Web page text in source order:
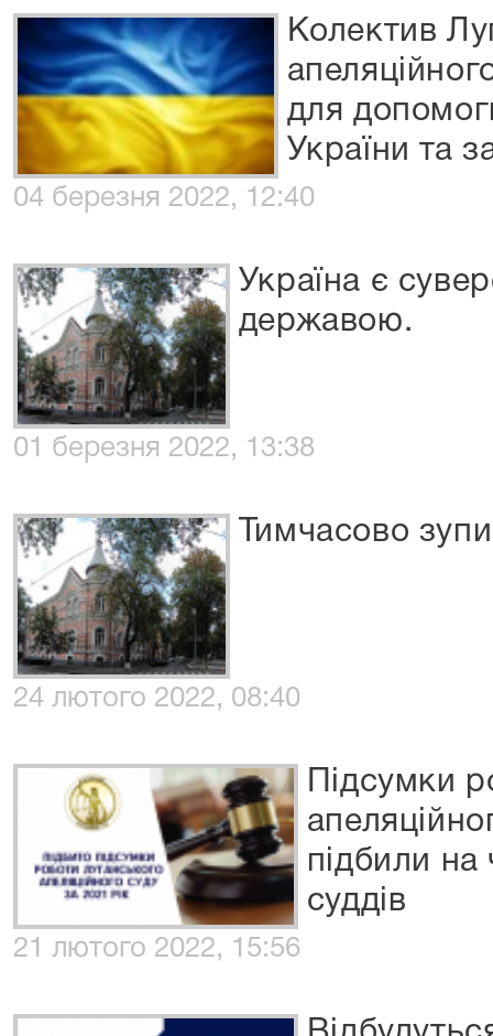
Колектив
для
України та
04 березня 2022, 12:40
Україна є
державою.
01 березня 2022, 13:38
Тимчасово
24 лютого 2022, 08:40
Підсумки
підбили на
суддів
21 лютого 2022, 15:56